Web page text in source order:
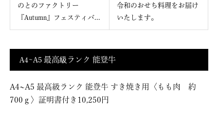
のとのファクトリー
『Autumn』フェスティバ...
令和のおせち料理をお届け
いたします。
A4~A5 最高級ランク 能登牛
A4~A5 最高級ランク 能登牛 すき焼き用〈もも肉 約
700ｇ〉証明書付き10,250円